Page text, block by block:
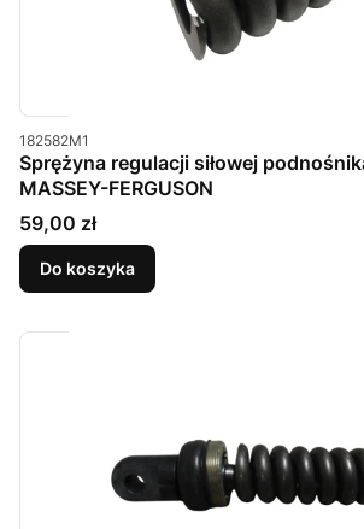
Kod produktu
182582M1
Sprężyna regulacji siłowej podnośnika
MASSEY-FERGUSON
Cena
59,00 zł
Do koszyka